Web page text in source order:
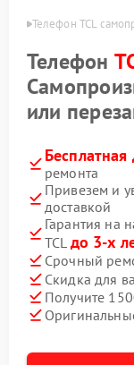
Телефон TCL
Телефон
или
Бесплатная
ремонта
Привезем и
доставкой
Гарантия на
TCL до 3-х
Срочный
Скидка для
Получите